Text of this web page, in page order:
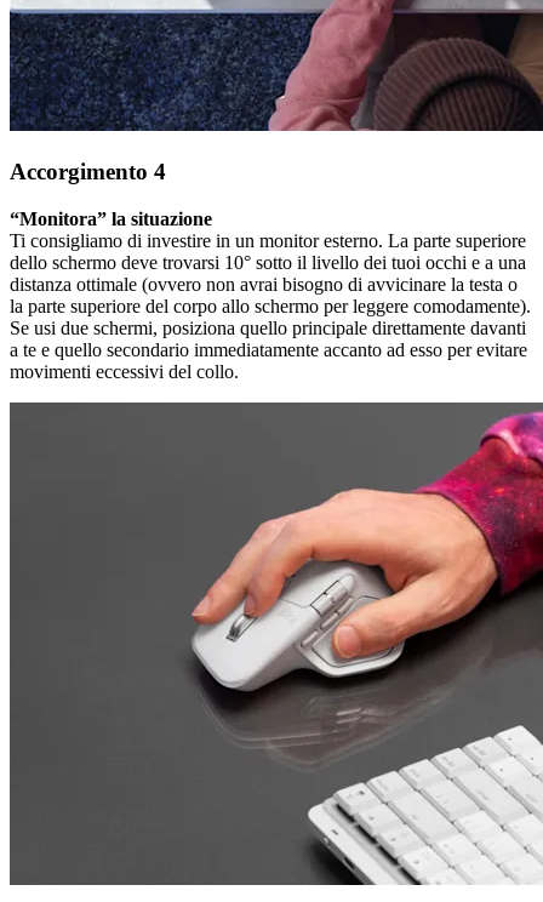
Accorgimento 4
“Monitora” la situazione
Ti consigliamo di investire in un monitor esterno. La parte superiore
dello schermo deve trovarsi 10° sotto il livello dei tuoi occhi e a una
distanza ottimale (ovvero non avrai bisogno di avvicinare la testa o
la parte superiore del corpo allo schermo per leggere comodamente).
Se usi due schermi, posiziona quello principale direttamente davanti
a te e quello secondario immediatamente accanto ad esso per evitare
movimenti eccessivi del collo.